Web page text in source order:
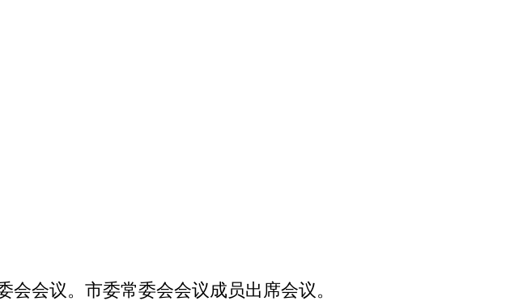
会议。市委常委会会议成员出席会议。